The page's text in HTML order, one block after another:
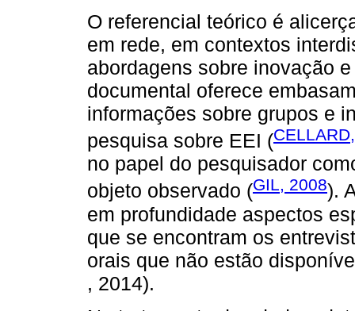
O referencial teórico é
em rede, em contextos
abordagens sobre inovação
documental oferece
informações sobre grupos e
pesquisa sobre EEI (
no papel do pesquisador
objeto observado (GIL, 2008).
em profundidade aspectos
que se encontram os
orais que não estão
, 2014).